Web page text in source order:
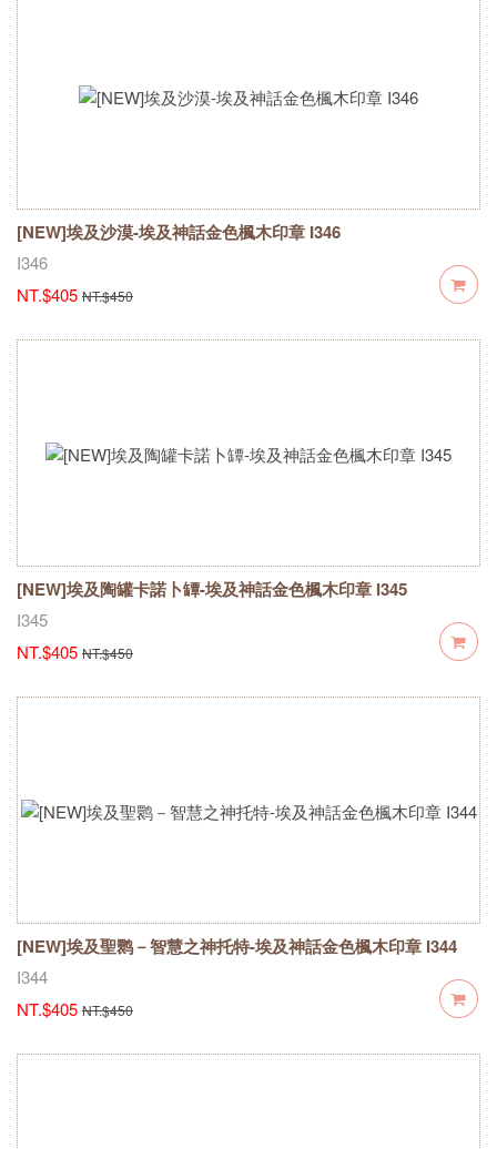
[NEW]埃及沙漠-埃及神話金色楓木印章 I346
I346
NT.$405 NT.$450
[NEW]埃及陶罐卡諾卜罈-埃及神話金色楓木印章 I345
I345
NT.$405 NT.$450
[NEW]埃及聖鹮－智慧之神托特-埃及神話金色楓木印章 I344
I344
NT.$405 NT.$450